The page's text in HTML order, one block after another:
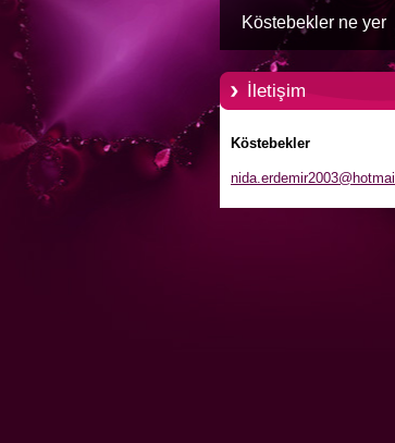
Köstebekler ne yer
İletişim
Köstebekler
nida.erdemir2003@hotmail